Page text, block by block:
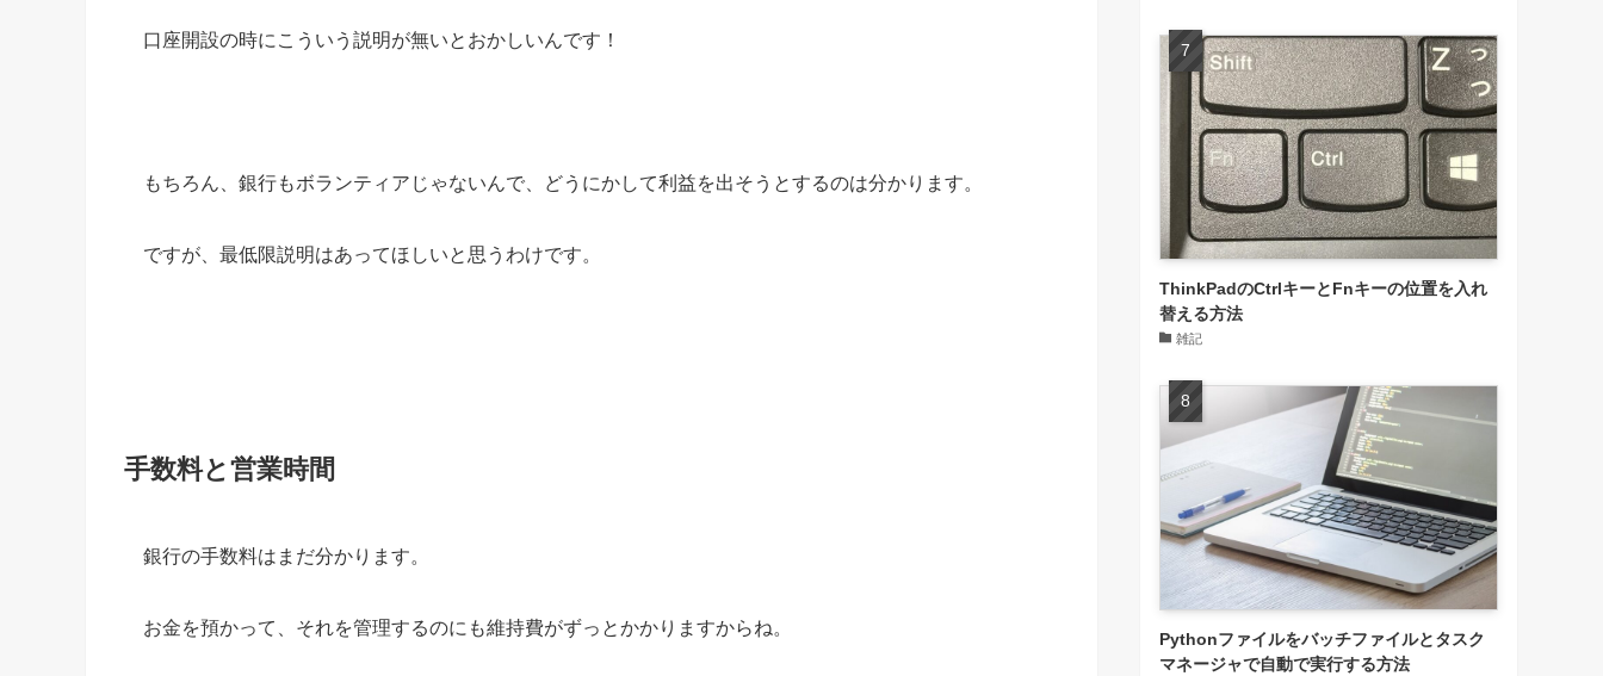
口座開設の時にこういう説明が無いとおかしいんです！
もちろん、銀行もボランティアじゃないんで、どうにかして利益を出そうとするのは分かります。
ですが、最低限説明はあってほしいと思うわけです。
手数料と営業時間
銀行の手数料はまだ分かります。
お金を預かって、それを管理するのにも維持費がずっとかかりますからね。
ThinkPadのCtrlキーとFnキーの位置を入れ
替える方法
雑記
Pythonファイルをバッチファイルとタスク
マネージャで自動で実行する方法